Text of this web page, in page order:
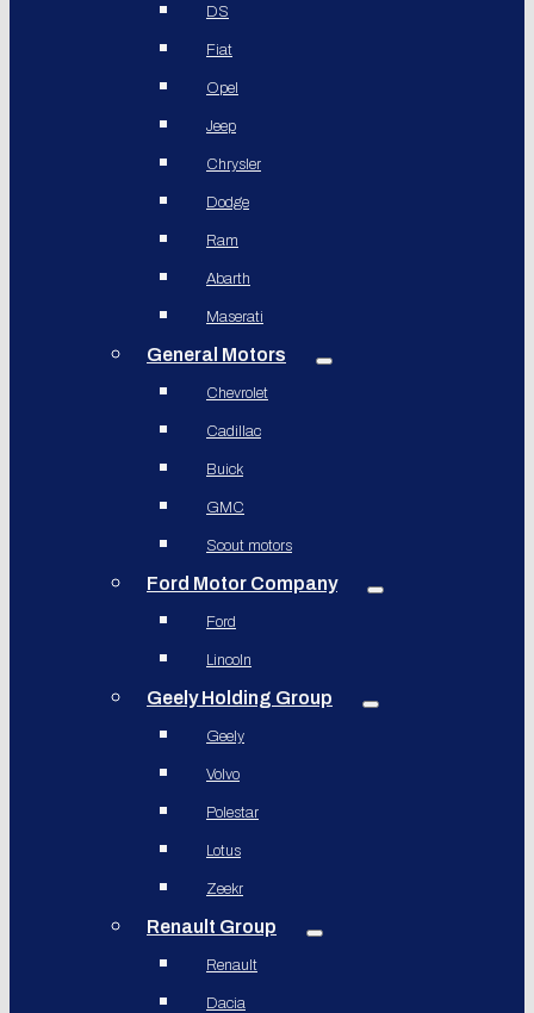
DS
Fiat
Opel
Jeep
Chrysler
Dodge
Ram
Abarth
Maserati
General Motors
Chevrolet
Cadillac
Buick
GMC
Scout motors
Ford Motor Company
Ford
Lincoln
Geely Holding Group
Geely
Volvo
Polestar
Lotus
Zeekr
Renault Group
Renault
Dacia